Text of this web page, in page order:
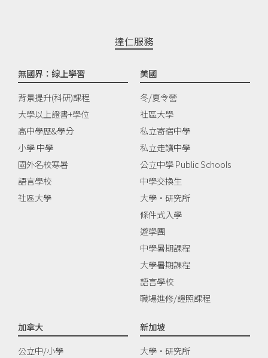
達仁服務
無國界：線上學習
背景提升(科研)課程
大學以上證書+學位
高中學歷&學分
小學 中學
國外名校寒暑
語言學校
社區大學
美國
冬/夏令營
社區大學
私立寄宿中學
私立走讀中學
公立中學 Public Schools
中學交換生
大學‧研究所
條件式入學
遊學團
中學暑期課程
大學暑期課程
語言學校
職場進修/證照課程
加拿大
公立中/小學
新加坡
大學‧研究所